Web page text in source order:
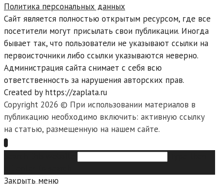
Политика персональных данных
Сайт является полностью открытым ресурсом, где все
посетители могут присылать свои публикации. Иногда
бывает так, что пользователи не указывают ссылки на
первоисточники либо ссылки указываются неверно.
Администрация сайта снимает с себя всю
ответственность за нарушения авторских прав.
Created by https://zaplata.ru
Copyright 2026 © При использовании материалов в
публикацию необходимо включить: активную ссылку
на статью, размещенную на нашем сайте.
Закрыть меню